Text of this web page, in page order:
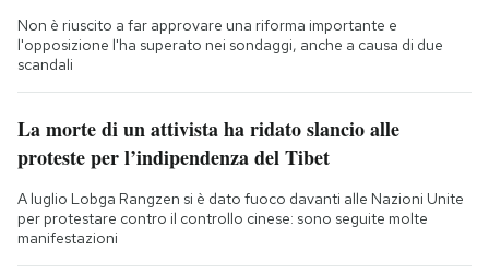
Non è riuscito a far approvare una riforma importante e
l'opposizione l'ha superato nei sondaggi, anche a causa di due
scandali
La morte di un attivista ha ridato slancio alle
proteste per l’indipendenza del Tibet
A luglio Lobga Rangzen si è dato fuoco davanti alle Nazioni Unite
per protestare contro il controllo cinese: sono seguite molte
manifestazioni